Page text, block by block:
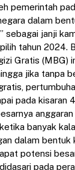
pemerintah
dalam
sebagai janji
tahun 2024.
Gratis (MBG)
jika tanpa
pada kisaran
anggaran
banyak
dalam bentuk
potensi
pada